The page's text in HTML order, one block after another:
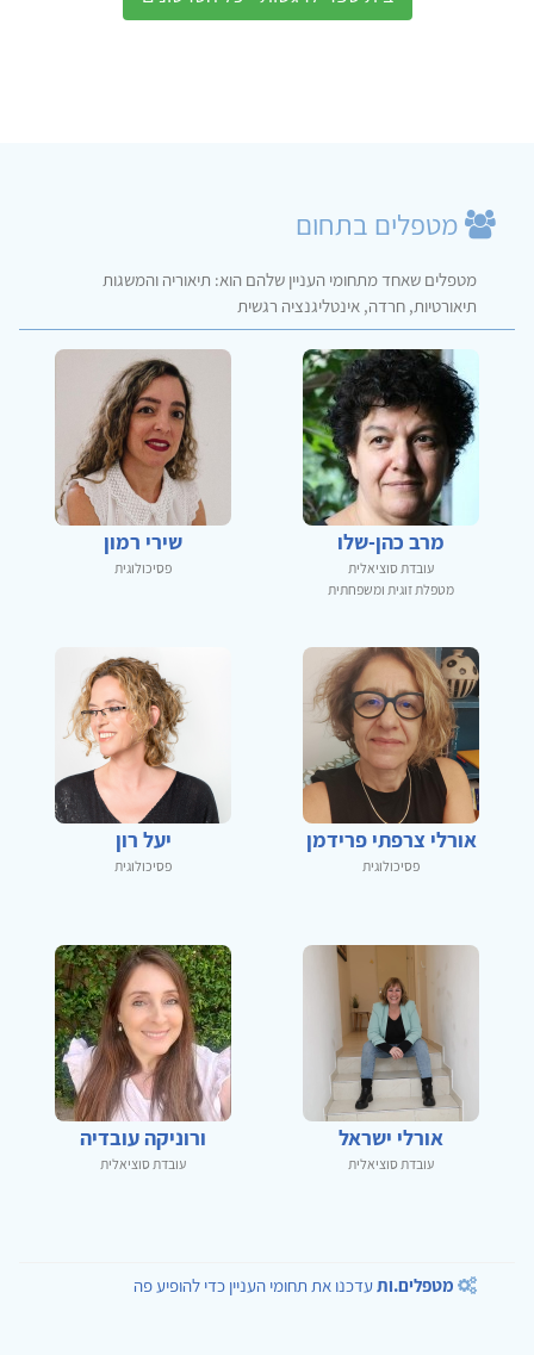
מטפלים בתחום
מטפלים שאחד מתחומי העניין שלהם הוא: תיאוריה והמשגות
תיאורטיות, חרדה, אינטליגנציה רגשית
מרב כהן-שלו
עובדת סוציאלית
מטפלת זוגית ומשפחתית
שירי רמון
פסיכולוגית
אורלי צרפתי פרידמן
פסיכולוגית
יעל רון
פסיכולוגית
אורלי ישראל
עובדת סוציאלית
ורוניקה עובדיה
עובדת סוציאלית
מטפלים.ותעדכנו את תחומי העניין כדי להופיע פה